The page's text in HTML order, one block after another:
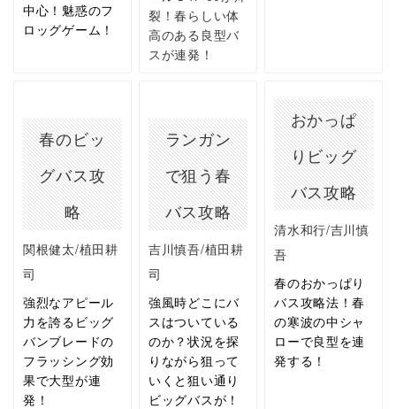
中心！魅惑のフ
ロッグゲーム！
裂！春らしい体
高のある良型バ
スが連発！
春のビッ
グバス攻
略
関根健太/植田耕
司
強烈なアピール
力を誇るビッグ
バンブレードの
フラッシング効
果で大型が連
発！
ランガン
で狙う春
バス攻略
吉川慎吾/植田耕
司
強風時どこにバ
スはついている
のか？状況を探
りながら狙って
いくと狙い通り
ビッグバスが！
おかっぱ
りビッグ
バス攻略
清水和行/吉川慎
吾
春のおかっぱり
バス攻略法！春
の寒波の中シャ
ローで良型を連
発する！